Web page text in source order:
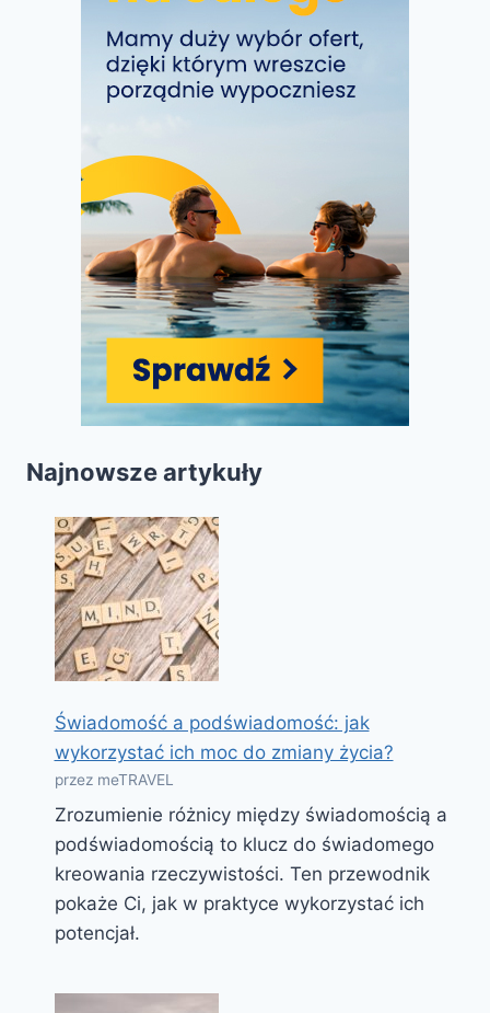
Najnowsze artykuły
Świadomość a podświadomość: jak
wykorzystać ich moc do zmiany życia?
przez meTRAVEL
Zrozumienie różnicy między świadomością a
podświadomością to klucz do świadomego
kreowania rzeczywistości. Ten przewodnik
pokaże Ci, jak w praktyce wykorzystać ich
potencjał.